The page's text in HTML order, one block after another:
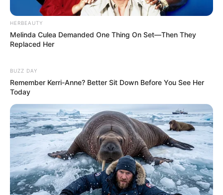
અમારી યુટ્યુબ ચેનલ ને Subscribe કરો
Latest News
અમદાવાદમાં મેયરને જોતા જ 3 દિવસથી પાણીમાં
રહેલા લોકોનો બાટલો ફાટ્યો
2 weeks ago
HERBEAUTY
Melinda Culea Demanded One Thing On Set—Then They
Replaced Her
BUZZ DAY
Remember Kerri-Anne? Better Sit Down Before You See Her
Today